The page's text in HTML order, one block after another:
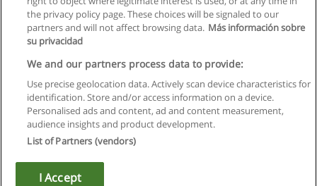
Règles d'utilisation
Confidentialité des données
the privacy policy page. These choices will be signaled to our
partners and will not affect browsing data. Más información sobre
su privacidad
We and our partners process data to provide:
Use precise geolocation data. Actively scan device characteristics for
identification. Store and/or access information on a device.
Personalised ads and content, ad and content measurement,
audience insights and product development.
List of Partners (vendors)
I Accept